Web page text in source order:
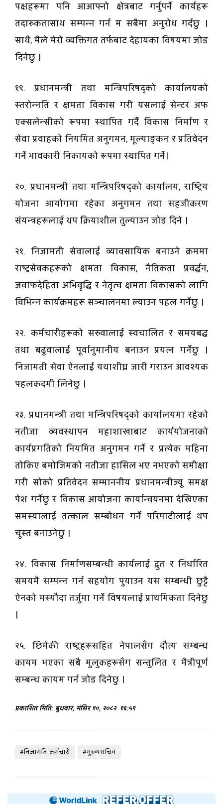
पक्षहरूमा पनि आआफ्नो क्षेत्रबाट गर्नुपर्ने कार्यहरू
तदारुकतासाथ सम्पन्न गर्न म सबैमा अनुरोध गर्दछु ।
साथै, मैले मेरो व्यक्तिगत तर्फबाट देहायका विषयमा जोड
दिनेछु ।
१९. प्रधानमन्त्री तथा मन्त्रिपरिषद्को कार्यालयको
स्तरोन्नति र क्षमता विकास गरी यसलाई सेन्टर अफ
एक्सलेन्सीको रूपमा स्थापित गर्दै विकास निर्माण र
सेवा प्रवाहको नियमित अनुगमन, मूल्याङ्कन र प्रतिवेदन
गर्ने भावकारी निकायको रूपमा स्थापित गर्ने।
२०. प्रधानमन्त्री तथा मन्त्रिपरिषद्‌को कार्यालय, राष्ट्रिय
योजना आयोगमा रहेका अनुगमन तथा सहजीकरण
संयन्त्रहरूलाई थप क्रियाशील तुल्याउन जोड दिने ।
२१. निजामती सेवालाई व्यावसायिक बनाउने क्रममा
राष्ट्रसेवकहरूको क्षमता विकास, नैतिकता प्रवर्द्धन,
जवाफदेहिता अभिवृद्धि र नेतृत्व क्षमता विकासको लागि
विभिन्न कार्यक्रमहरू सञ्चालनमा ल्याउन पहल गर्नेछु ।
२२. कर्मचारीहरूको सरुवालाई स्वचालित र समयबद्ध
तथा बढुवालाई पूर्वानुमानीय बनाउन प्रयत्न गर्नेछु ।
निजामती सेवा ऐनलाई यथाशीघ्र जारी गराउन आवश्यक
पहलकदमी लिनेछु ।
२३. प्रधानमन्त्री तथा मन्त्रिपरिषद्को कार्यालयमा रहेको
नतीजा व्यवस्थापन महाशाखाबाट कार्ययोजनाको
कार्यप्रगतिको नियमित अनुगमन गर्ने र प्रत्येक महिना
तोकिए बमोजिमको नतीजा हासिल भए नभएको समीक्षा
गरी सोको प्रतिवेदन सम्माननीय प्रधानमन्त्रीज्यू समक्ष
पेश गर्नेछु र विकास आयोजना कार्यान्वयनमा देखिएका
समस्यालाई तत्काल सम्बोधन गर्ने परिपाटीलाई थप
चुस्त बनाउनेछु ।
२४. विकास निर्माणसम्बन्धी कार्यलाई द्रुत र निर्धारित
समयमै सम्पन्न गर्न सहयोग पुयाउन यस सम्बन्धी छुट्टै
ऐनको मस्यौदा तर्जुमा गर्ने विषयलाई प्राथमिकता दिनेछु
।
२५. छिमेकी राष्ट्रहरूसहित नेपालसँग दौत्य सम्बन्ध
कायम भएका सबै मुलुकहरूसँग सन्तुलित र मैत्रीपूर्ण
सम्बन्ध कायम गर्न जोड दिनेछु ।
प्रकाशित मिति: बुधबार, मंसिर १०, २०८२ १६:५९
#निजामति कर्मचारी #मुख्यसचिव